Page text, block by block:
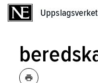
Uppslagsverket